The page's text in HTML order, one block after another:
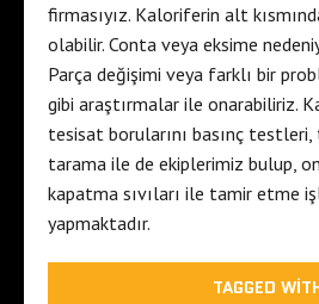
firmasıyız. Kaloriferin alt
olabilir. Conta veya eksime
Parça değişimi veya farklı bir
gibi araştırmalar ile onarabiliriz.
tesisat borularını basınç
tarama ile de ekiplerimiz bulup,
kapatma sıvıları ile tamir etme
yapmaktadır.
TAGGED